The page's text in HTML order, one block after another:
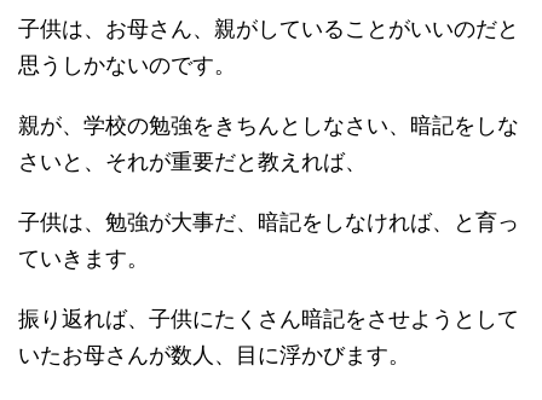
子供は、お母さん、親がしていることがいいのだと
思うしかないのです。
親が、学校の勉強をきちんとしなさい、暗記をしな
さいと、それが重要だと教えれば、
子供は、勉強が大事だ、暗記をしなければ、と育っ
ていきます。
振り返れば、子供にたくさん暗記をさせようとして
いたお母さんが数人、目に浮かびます。